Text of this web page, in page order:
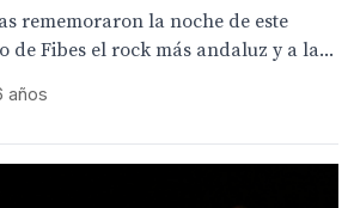
rememoraron la noche de este
de Fibes el rock más andaluz y a la...
años